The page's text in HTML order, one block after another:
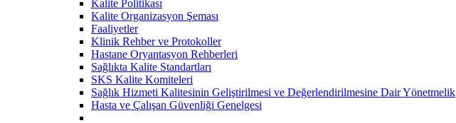
Kalite Politikası
Kalite Organizasyon Şeması
Faaliyetler
Klinik Rehber ve Protokoller
Hastane Oryantasyon Rehberleri
Sağlıkta Kalite Standartları
SKS Kalite Komiteleri
Sağlık Hizmeti Kalitesinin Geliştirilmesi ve Değerlendirilmesine Dair Yönetmelik
Hasta ve Çalışan Güvenliği Genelgesi